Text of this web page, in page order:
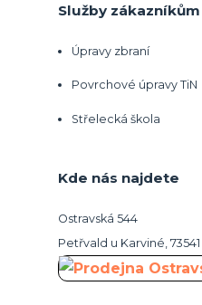
Služby zákazníkům
Úpravy zbraní
Povrchové úpravy TiN
Střelecká škola
Kde nás najdete
Ostravská 544
Petřvald u Karviné, 73541